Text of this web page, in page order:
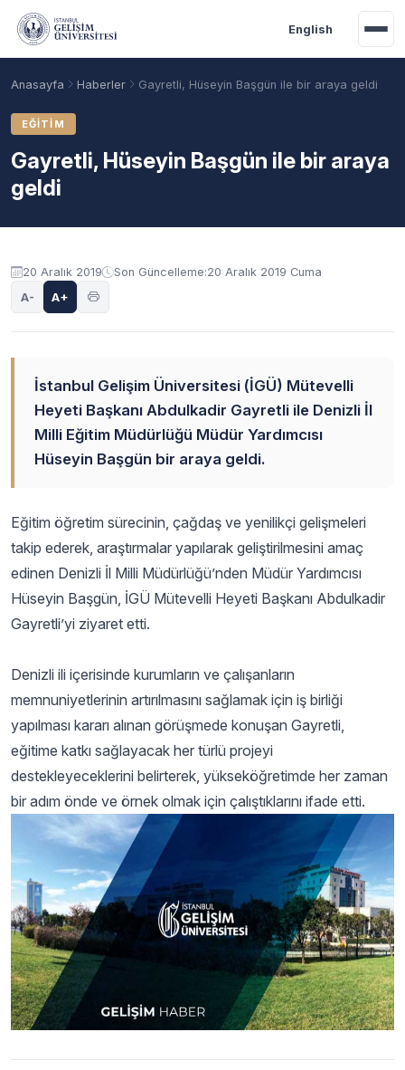
Ana içeriğe geç
English
Akademik Takvim
Anasayfa Haberler Gayretli, Hüseyin Başgün ile bir araya geldi
EĞITIM
Gayretli, Hüseyin Başgün ile bir araya
geldi
20 Aralık 2019 Son Güncelleme:20 Aralık 2019 Cuma
A- A+
İstanbul Gelişim Üniversitesi (İGÜ) Mütevelli
Heyeti Başkanı Abdulkadir Gayretli ile Denizli İl
Milli Eğitim Müdürlüğü Müdür Yardımcısı
Hüseyin Başgün bir araya geldi.
Eğitim öğretim sürecinin, çağdaş ve yenilikçi gelişmeleri
takip ederek, araştırmalar yapılarak geliştirilmesini amaç
edinen Denizli İl Milli Müdürlüğü’nden Müdür Yardımcısı
Hüseyin Başgün, İGÜ Mütevelli Heyeti Başkanı Abdulkadir
Gayretli’yi ziyaret etti.
Denizli ili içerisinde kurumların ve çalışanların
memnuniyetlerinin artırılmasını sağlamak için iş birliği
yapılması kararı alınan görüşmede konuşan Gayretli,
eğitime katkı sağlayacak her türlü projeyi
destekleyeceklerini belirterek, yükseköğretimde her zaman
bir adım önde ve örnek olmak için çalıştıklarını ifade etti.